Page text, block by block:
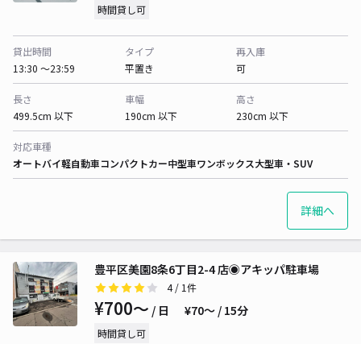
時間貸し可
貸出時間
13:30 〜23:59
タイプ
平置き
再入庫
可
長さ
499.5cm 以下
車幅
190cm 以下
高さ
230cm 以下
対応車種
オートバイ軽自動車コンパクトカー中型車ワンボックス大型車・SUV
詳細へ
豊平区美園8条6丁目2-4 店◉アキッパ駐車場
4/ 1件
¥700〜 / 日 ¥70〜 / 15分
時間貸し可